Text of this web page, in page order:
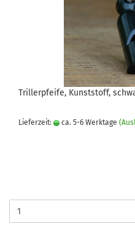
Trillerpfeife, Kunststoff,
Lieferzeit: ca. 5-6 Werktage